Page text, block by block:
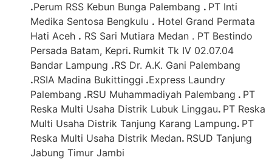
.Perum RSS Kebun Bunga Palembang . PT Inti
Medika Sentosa Bengkulu . Hotel Grand Permata
Hati Aceh . RS Sari Mutiara Medan . PT Bestindo
Persada Batam, Kepri. Rumkit Tk IV 02.07.04
Bandar Lampung .RS Dr. A.K. Gani Palembang
.RSIA Madina Bukittinggi .Express Laundry
Palembang .RSU Muhammadiyah Palembang . PT
Reska Multi Usaha Distrik Lubuk Linggau. PT Reska
Multi Usaha Distrik Tanjung Karang Lampung. PT
Reska Multi Usaha Distrik Medan. RSUD Tanjung
Jabung Timur Jambi